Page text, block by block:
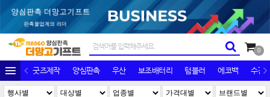
0
굿즈제작 양심판촉 우산 보조배터리 텀블러 에코백 수건/